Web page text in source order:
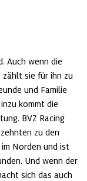
Auch wenn die
sie für ihn zu
und Familie
kommt die
BVZ Racing
zu den
Norden und ist
Und wenn der
sich das auch